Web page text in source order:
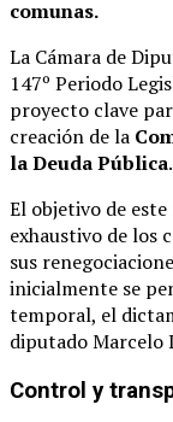
comunas.
La Cámara de
147º Periodo
proyecto clave
creación de la
la Deuda Pública.
El objetivo de
exhaustivo de los
sus
inicialmente se
temporal, el
diputado
Control y